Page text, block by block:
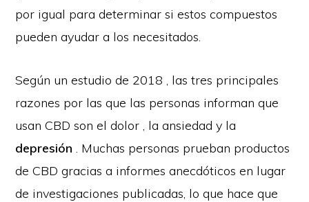
por igual para determinar si estos compuestos
pueden ayudar a los necesitados.
Según un estudio de 2018 , las tres principales
razones por las que las personas informan que
usan CBD son el dolor , la ansiedad y la
depresión . Muchas personas prueban productos
de CBD gracias a informes anecdóticos en lugar
de investigaciones publicadas, lo que hace que